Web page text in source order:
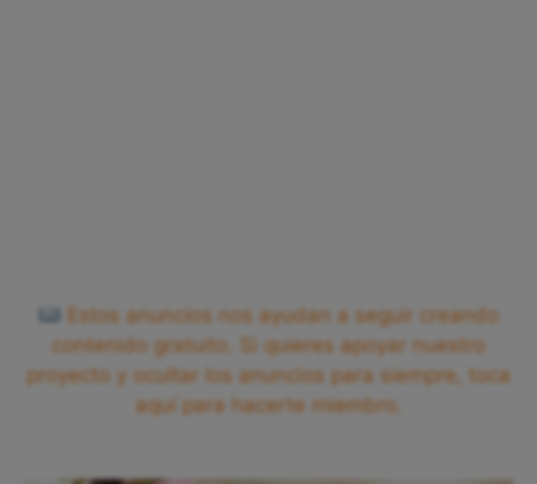
Estos anuncios nos ayudan a seguir creando
contenido gratuito. Si quieres apoyar nuestro
proyecto y ocultar los anuncios para siempre, toca
aquí para hacerte miembro.